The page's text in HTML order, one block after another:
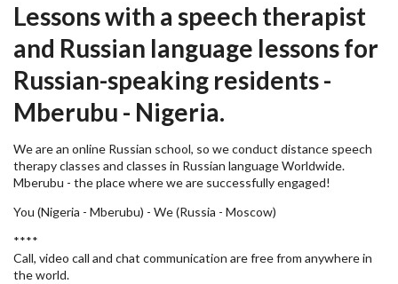
Lessons with a speech therapist
and Russian language lessons for
Russian-speaking residents -
Mberubu - Nigeria.
We are an online Russian school, so we conduct distance speech
therapy classes and classes in Russian language Worldwide.
Mberubu - the place where we are successfully engaged!
You (Nigeria - Mberubu) - We (Russia - Moscow)
****
Call, video call and chat communication are free from anywhere in
the world.